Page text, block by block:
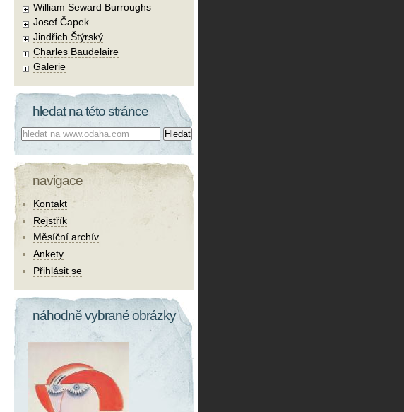
William Seward Burroughs
Josef Čapek
Jindřich Štýrský
Charles Baudelaire
Galerie
hledat na této stránce
Co hledat:
navigace
Kontakt
Rejstřík
Měsíční archív
Ankety
Přihlásit se
náhodně vybrané obrázky